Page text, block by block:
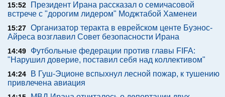
15:52
Президент Ирана рассказал о семичасовой
встрече с "дорогим лидером" Моджтабой Хаменеи
15:27 Организатор теракта в еврейском центе Буэнос-
Айреса возглавил Совет безопасности Ирана
14:49
Футбольные федерации против главы FIFA:
"Нарушил доверие, поставил себя над коллективом"
14:24
В Гуш-Эционе вспыхнул лесной пожар, к тушению
привлечена авиация